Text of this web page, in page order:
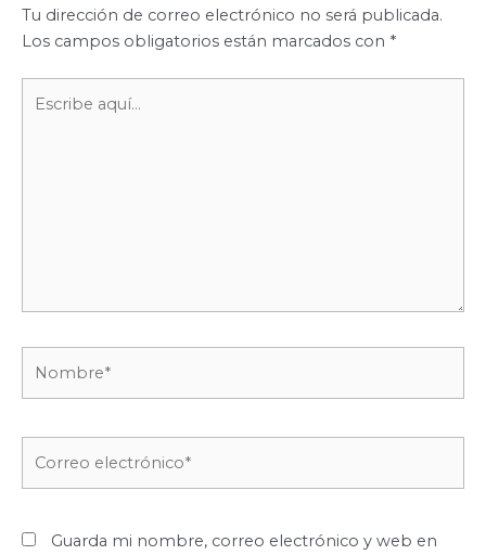
Tu dirección de correo electrónico no será publicada.
Los campos obligatorios están marcados con *
aquí...
Guarda mi nombre, correo electrónico y web en